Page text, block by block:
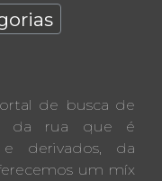
de busca de
da rua que é
derivados, da
um míx